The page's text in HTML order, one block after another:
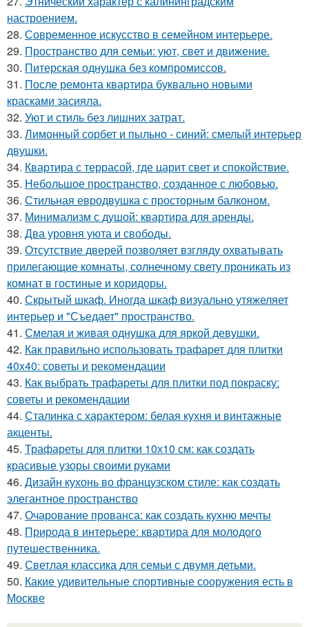
настроением.
28. Современное искусство в семейном интерьере.
29. Пространство для семьи: уют, свет и движение.
30. Питерская однушка без компромиссов.
31. После ремонта квартира буквально новыми
красками засияла.
32. Уют и стиль без лишних затрат.
33. Лимонный сорбет и пыльно - синий: смелый интерьер
двушки.
34. Квартира с террасой, где царит свет и спокойствие.
35. Небольшое пространство, созданное с любовью.
36. Стильная евродвушка с просторным балконом.
37. Минимализм с душой: квартира для аренды.
38. Два уровня уюта и свободы.
39. Отсутствие дверей позволяет взгляду охватывать
прилегающие комнаты, солнечному свету проникать из
комнат в гостиные и коридоры.
40. Скрытый шкаф. Иногда шкаф визуально утяжеляет
интерьер и "Съедает" пространство.
41. Смелая и живая однушка для яркой девушки.
42. Как правильно использовать трафарет для плитки
40x40: советы и рекомендации
43. Как выбрать трафареты для плитки под покраску:
советы и рекомендации
44. Сталинка с характером: белая кухня и винтажные
акценты.
45. Трафареты для плитки 10х10 см: как создать
красивые узоры своими руками
46. Дизайн кухонь во французском стиле: как создать
элегантное пространство
47. Очарование прованса: как создать кухню мечты
48. Природа в интерьере: квартира для молодого
путешественника.
49. Светлая классика для семьи с двумя детьми.
50. Какие удивительные спортивные сооружения есть в
Москве